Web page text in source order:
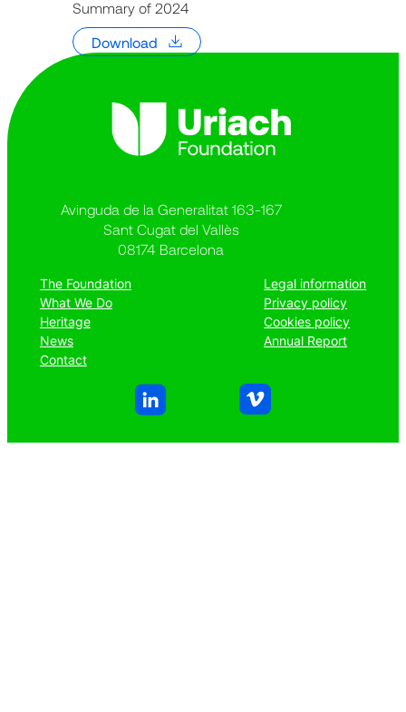
Summary of 2024
Download
Avinguda de la Generalitat 163-167
Sant Cugat del Vallès
08174 Barcelona
The Foundation
What We Do
Heritage
News
Contact
Legal information
Privacy policy
Cookies policy
Annual Report